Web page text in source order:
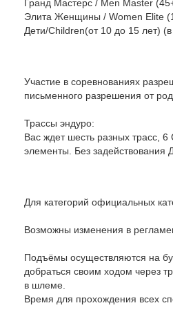
Гранд Мастерс / Men Master
Элита Женщины / Women Elite
Дети/Children(от 10 до 15 лет)
Участие в соревнованиях
письменного разрешения от
Трассы эндуро:
Вас ждет шесть разных трасс, 6
элементы. Без
Для категорий официальных
Возможны изменения в
Подъёмы осуществляются на
добраться своим ходом через
в шлеме.
Время для прохождения всех